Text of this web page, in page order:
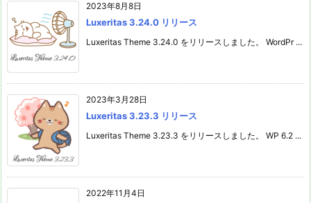
2023年8月8日
Luxeritas 3.24.0 リリース
Luxeritas Theme 3.24.0 をリリースしました。 WordPr ...
2023年3月28日
Luxeritas 3.23.3 リリース
Luxeritas Theme 3.23.3 をリリースしました。 WP 6.2 ...
2022年11月4日